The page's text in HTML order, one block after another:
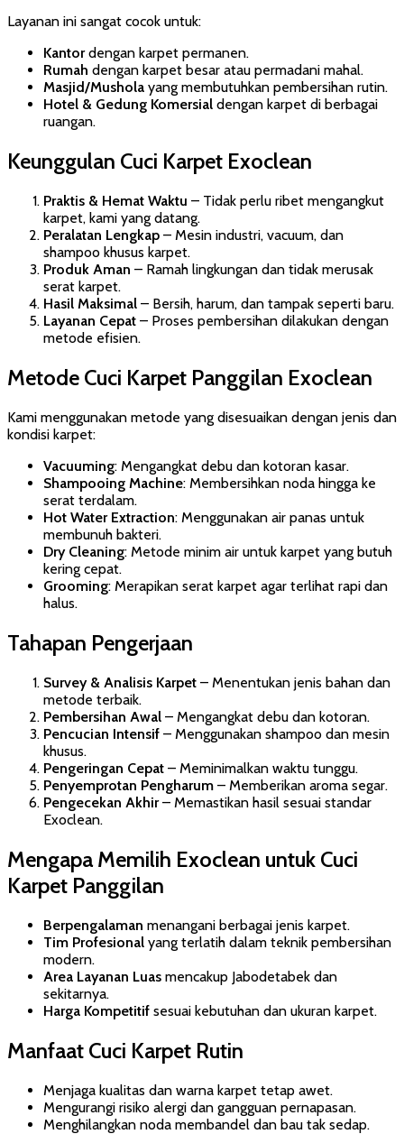
Layanan ini sangat cocok untuk:
Kantordengan karpet permanen.
Rumah dengan karpet besar atau permadani mahal.
Masjid/Mushola yang membutuhkan pembersihan rutin.
Hotel & Gedung Komersial dengan karpet di berbagai
ruangan.
Keunggulan Cuci Karpet Exoclean
Praktis & Hemat Waktu – Tidak perlu ribet mengangkut
karpet, kami yang datang.
Peralatan Lengkap – Mesin industri, vacuum, dan
shampoo khusus karpet.
Produk Aman – Ramah lingkungan dan tidak merusak
serat karpet.
Hasil Maksimal – Bersih, harum, dan tampak seperti baru.
Layanan Cepat – Proses pembersihan dilakukan dengan
metode efisien.
Metode Cuci Karpet Panggilan Exoclean
Kami menggunakan metode yang disesuaikan dengan jenis dan
kondisi karpet:
Vacuuming: Mengangkat debu dan kotoran kasar.
Shampooing Machine: Membersihkan noda hingga ke
serat terdalam.
Hot Water Extraction: Menggunakan air panas untuk
membunuh bakteri.
Dry Cleaning: Metode minim air untuk karpet yang butuh
kering cepat.
Grooming: Merapikan serat karpet agar terlihat rapi dan
halus.
Tahapan Pengerjaan
Survey & Analisis Karpet – Menentukan jenis bahan dan
metode terbaik.
Pembersihan Awal – Mengangkat debu dan kotoran.
Pencucian Intensif – Menggunakan shampoo dan mesin
khusus.
Pengeringan Cepat – Meminimalkan waktu tunggu.
Penyemprotan Pengharum – Memberikan aroma segar.
Pengecekan Akhir– Memastikan hasil sesuai standar
Exoclean.
Mengapa Memilih Exoclean untuk Cuci
Karpet Panggilan
Berpengalaman menangani berbagai jenis karpet.
Tim Profesional yang terlatih dalam teknik pembersihan
modern.
Area Layanan Luas mencakup Jabodetabek dan
sekitarnya.
Harga Kompetitif sesuai kebutuhan dan ukuran karpet.
Manfaat Cuci Karpet Rutin
Menjaga kualitas dan warna karpet tetap awet.
Mengurangi risiko alergi dan gangguan pernapasan.
Menghilangkan noda membandel dan bau tak sedap.